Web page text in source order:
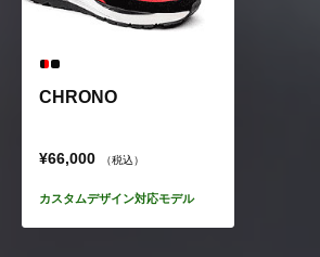
CHRONO
¥66,000 （税込）
カスタムデザイン対応モデル